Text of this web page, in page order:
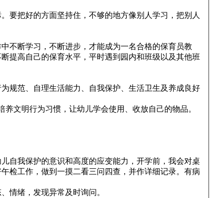
要把好的方面坚持住，不够的地方像别人学习，把别人
不断学习，不断进步，才能成为一名合格的保育员教
提高自己的保育水平，平时遇到园内和班级以及其他班
规范、自理生活能力、自我保护、生活卫生及养成良好
文明行为习惯，让幼儿学会使用、收放自己的物品。
自我保护的意识和高度的应变能力，开学前，我会对桌
检工作，做到一摸二看三问四查，并作详细记录。有病
情绪，发现异常及时询问。